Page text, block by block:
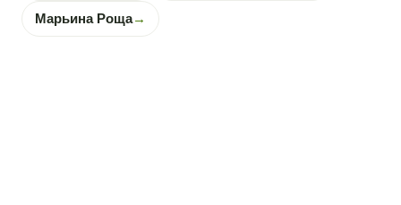
Марьина Роща→